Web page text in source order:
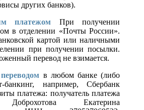
других банков).
платежом При получении
в отделении «Почты России».
картой или наличными
при получении посылки.
перевод не взимается.
в любом банке (либо
банкинг, например, Сбербанк
платежа: получатель платежа
Екатерина